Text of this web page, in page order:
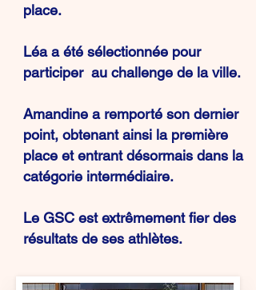
place.
Léa a été sélectionnée pour
participer au challenge de la ville.
Amandine a remporté son dernier
point, obtenant ainsi la première
place et entrant désormais dans la
catégorie intermédiaire.
Le GSC est extrêmement fier des
résultats de ses athlètes.